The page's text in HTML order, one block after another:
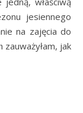
jesiennego
na zajęcia do
zauważyłam, jak